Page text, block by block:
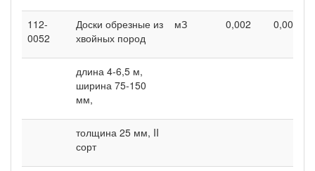
112-
0052
Доски обрезные из
хвойных пород
мЗ 0,002 0,002
длина 4-6,5 м,
ширина 75-150
мм,
толщина 25 мм, II
сорт